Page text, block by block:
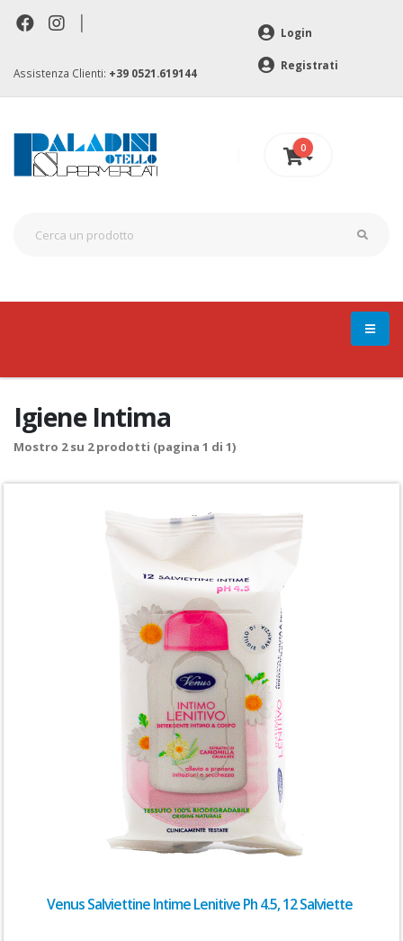
|
Assistenza Clienti: +39 0521.619144
Login
Registrati
0
Igiene Intima
Mostro 2su 2prodotti (pagina 1 di 1)
Venus Salviettine Intime Lenitive Ph 4.5, 12 Salviette